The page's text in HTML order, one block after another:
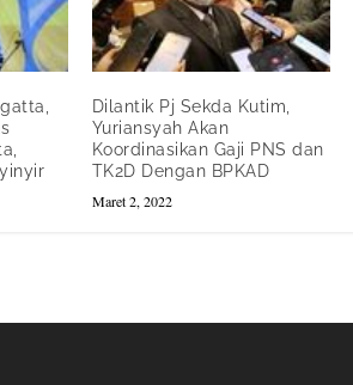
Dilantik Pj Sekda Kutim,
Yuriansyah Akan
Koordinasikan Gaji PNS dan
TK2D Dengan BPKAD
Maret 2, 2022